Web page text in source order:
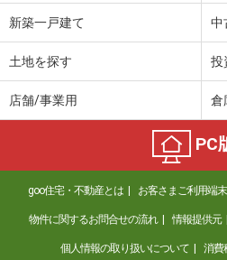
新築一戸建て 中
土地を探す 投
店舗/事業用 倉
PC
goo住宅・不動産とは お客さまご利用端
物件に関するお問合せの流れ 情報提供元
個人情報の取り扱いについて 消費